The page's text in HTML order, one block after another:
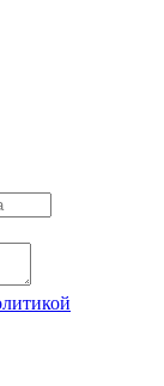
DEKraft